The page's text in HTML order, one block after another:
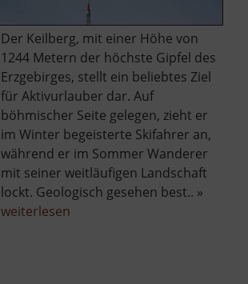
Der Keilberg, mit einer Höhe von
1244 Metern der höchste Gipfel des
Erzgebirges, stellt ein beliebtes Ziel
für Aktivurlauber dar. Auf
böhmischer Seite gelegen, zieht er
im Winter begeisterte Skifahrer an,
während er im Sommer Wanderer
mit seiner weitläufigen Landschaft
lockt. Geologisch gesehen best.. »
weiterlesen